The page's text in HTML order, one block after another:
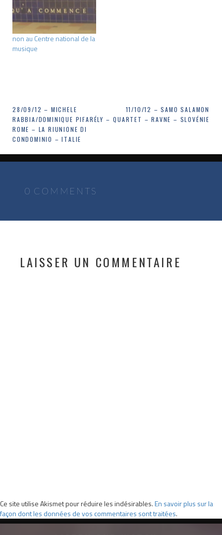
non au Centre national de la
musique
Navigation
de
l’article
28/09/12 – MICHELE
RABBIA/DOMINIQUE PIFARÉLY –
ROME – LA RIUNIONE DI
CONDOMINIO – ITALIE
11/10/12 – SAMO SALAMON
QUARTET – RAVNE – SLOVÉNIE
0 COMMENTS
LAISSER UN COMMENTAIRE
Ce site utilise Akismet pour réduire les indésirables.En savoir plus sur la
façon dont les données de vos commentaires sont traitées.